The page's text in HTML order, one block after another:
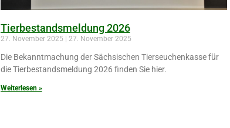
Tierbestandsmeldung 2026
27. November 2025 27. November 2025
Die Bekanntmachung der Sächsischen Tierseuchenkasse für
die Tierbestandsmeldung 2026 finden Sie hier.
Weiterlesen »